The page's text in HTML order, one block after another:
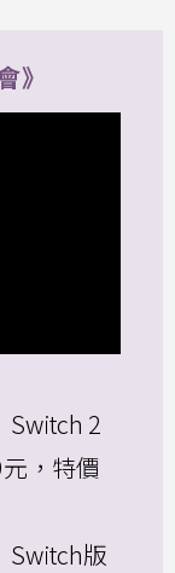
》
Switch 2
，特價
Switch版